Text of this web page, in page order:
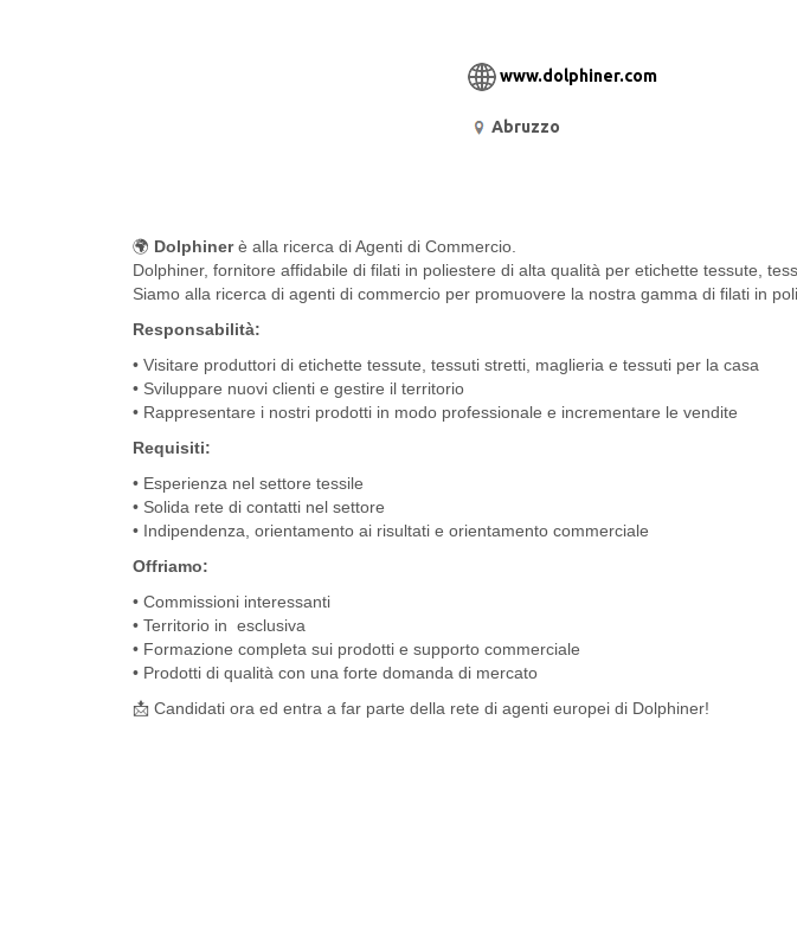
www.dolphiner.com
Abruzzo
🌍 Dolphinerè alla ricerca di Agenti di Commercio.
Dolphiner, fornitore affidabile di filati in poliestere di alta qualità per etichette tessute,
Siamo alla ricerca di agenti di commercio per promuovere la nostra gamma di filati in
Responsabilità:
• Visitare produttori di etichette tessute, tessuti stretti, maglieria e tessuti per la casa
• Sviluppare nuovi clienti e gestire il territorio
• Rappresentare i nostri prodotti in modo professionale e incrementare le vendite
Requisiti:
• Esperienza nel settore tessile
• Solida rete di contatti nel settore
• Indipendenza, orientamento ai risultati e orientamento commerciale
Offriamo:
• Commissioni interessanti
• Territorio in esclusiva
• Formazione completa sui prodotti e supporto commerciale
• Prodotti di qualità con una forte domanda di mercato
📩 Candidati ora ed entra a far parte della rete di agenti europei di Dolphiner!